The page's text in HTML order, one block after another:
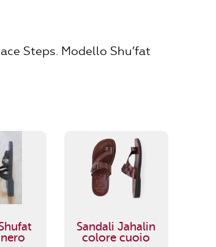
Steps. Modello Shu’fat
Sandali Jahalin
colore cuoio